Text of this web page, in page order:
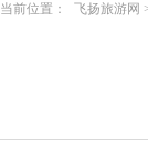
当前位置： 飞扬旅游网